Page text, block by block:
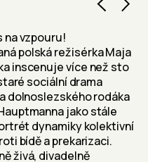
na vzpouru!
polská režisérka Maja
inscenuje více než sto
sociální drama
dolnoslezského rodáka
jako stále
dynamiky kolektivní
bídě a prekarizaci.
živá, divadelně